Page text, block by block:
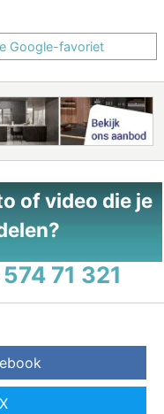
Google-favoriet
of video die je
71 321